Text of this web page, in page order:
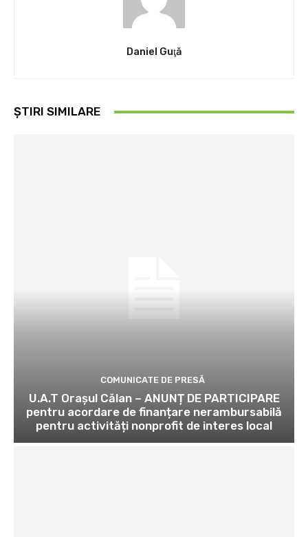
Daniel Guţă
ȘTIRI SIMILARE
COMUNICATE DE PRESĂ
U.A.T Orașul Călan – ANUNȚ DE PARTICIPARE
pentru acordare de finanțare nerambursabilă
pentru activități nonprofit de interes local